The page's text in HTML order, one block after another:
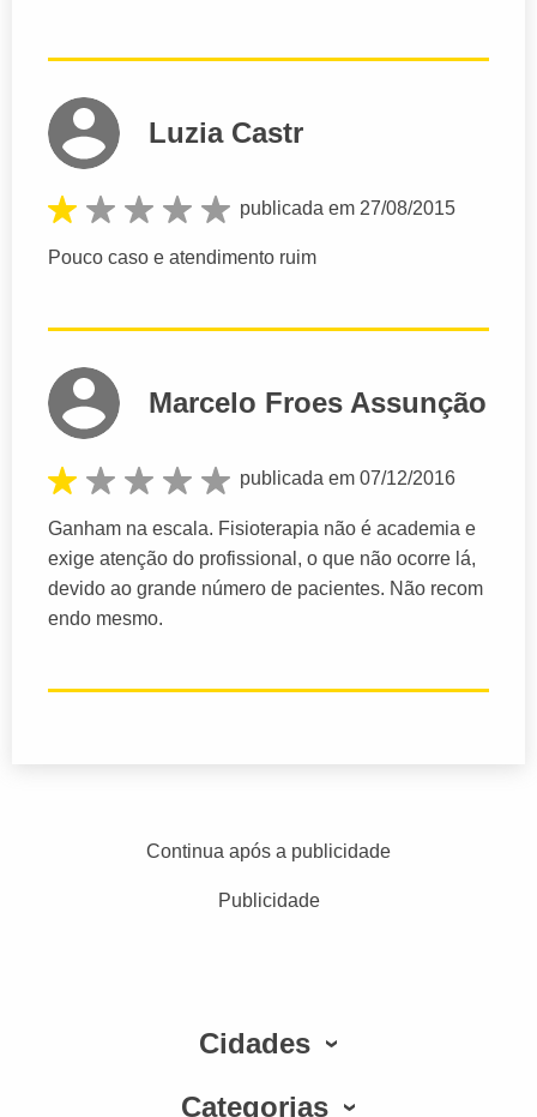
Luzia Castr
publicada em 27/08/2015
Pouco caso e atendimento ruim
Marcelo Froes Assunção
publicada em 07/12/2016
Ganham na escala. Fisioterapia não é academia e
exige atenção do profissional, o que não ocorre lá,
devido ao grande número de pacientes. Não recom
endo mesmo.
Continua após a publicidade
Publicidade
Cidades
Categorias